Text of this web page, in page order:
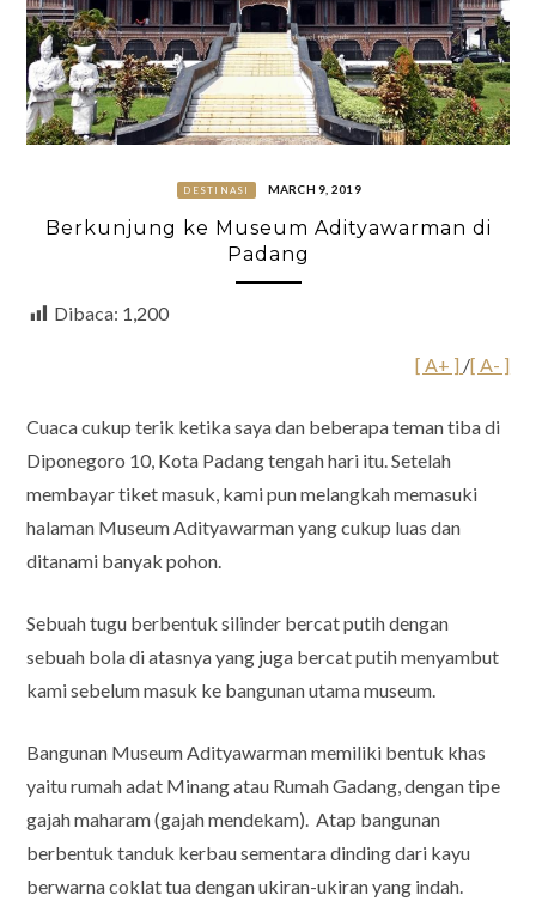
DESTINASI MARCH 9, 2019
Berkunjung ke Museum Adityawarman di
Padang
Dibaca: 1,200
[ A+ ] /[ A- ]
Cuaca cukup terik ketika saya dan beberapa teman tiba di
Diponegoro 10, Kota Padang tengah hari itu. Setelah
membayar tiket masuk, kami pun melangkah memasuki
halaman Museum Adityawarman yang cukup luas dan
ditanami banyak pohon.
Sebuah tugu berbentuk silinder bercat putih dengan
sebuah bola di atasnya yang juga bercat putih menyambut
kami sebelum masuk ke bangunan utama museum.
Bangunan Museum Adityawarman memiliki bentuk khas
yaitu rumah adat Minang atau Rumah Gadang, dengan tipe
gajah maharam (gajah mendekam). Atap bangunan
berbentuk tanduk kerbau sementara dinding dari kayu
berwarna coklat tua dengan ukiran-ukiran yang indah.